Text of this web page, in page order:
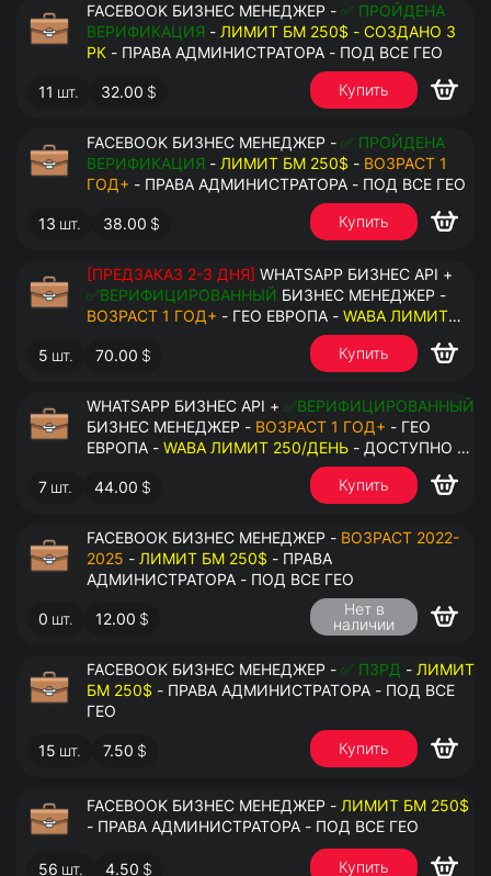
FACEBOOK БИЗНЕС МЕНЕДЖЕР - ✅ ПРОЙДЕНА
ВЕРИФИКАЦИЯ - ЛИМИТ БМ 250$ - СОЗДАНО 3
РК - ПРАВА АДМИНИСТРАТОРА - ПОД ВСЕ ГЕО
11 шт. 32.00 $ Купить
FACEBOOK БИЗНЕС МЕНЕДЖЕР - ✅ ПРОЙДЕНА
ВЕРИФИКАЦИЯ - ЛИМИТ БМ 250$ - ВОЗРАСТ 1
ГОД+ - ПРАВА АДМИНИСТРАТОРА - ПОД ВСЕ ГЕО
13 шт. 38.00 $ Купить
[ПРЕДЗАКАЗ 2-3 ДНЯ] WHATSAPP БИЗНЕС API +
✅ВЕРИФИЦИРОВАННЫЙ БИЗНЕС МЕНЕДЖЕР -
ВОЗРАСТ 1 ГОД+ - ГЕО ЕВРОПА - WABA ЛИМИТ
- ДОСТУПНО К ПРИВЯЗКЕ ДО 20
НОМЕРОВ - ПРАВА АДМИНИСТРАТОРА
5 шт. 70.00 $ Купить
WHATSAPP БИЗНЕС API + ✅ВЕРИФИЦИРОВАННЫЙ
БИЗНЕС МЕНЕДЖЕР - ВОЗРАСТ 1 ГОД+ - ГЕО
ЕВРОПА - WABA ЛИМИТ 250/ДЕНЬ - ДОСТУПНО К
ПРИВЯЗКЕ ДО 2 НОМЕРОВ - ПРАВА
АДМИНИСТРАТОРА
7 шт. 44.00 $ Купить
FACEBOOK БИЗНЕС МЕНЕДЖЕР - ВОЗРАСТ 2022-
2025 - ЛИМИТ БМ 250$ - ПРАВА
АДМИНИСТРАТОРА - ПОД ВСЕ ГЕО
0 шт. 12.00 $
Нет в
наличии
FACEBOOK БИЗНЕС МЕНЕДЖЕР - ✅ ПЗРД - ЛИМИТ
БМ 250$ - ПРАВА АДМИНИСТРАТОРА - ПОД ВСЕ
ГЕО
15 шт. 7.50 $ Купить
FACEBOOK БИЗНЕС МЕНЕДЖЕР - ЛИМИТ БМ 250$
- ПРАВА АДМИНИСТРАТОРА - ПОД ВСЕ ГЕО
56 шт. 4.50 $ Купить